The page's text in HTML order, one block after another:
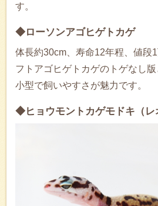
す。
◆ローソンアゴヒゲトカゲ
体長約30cm、寿命12年程、値段1
フトアゴヒゲトカゲのトゲなし版
小型で飼いやすさが魅力です。
◆ヒョウモントカゲモドキ（レ